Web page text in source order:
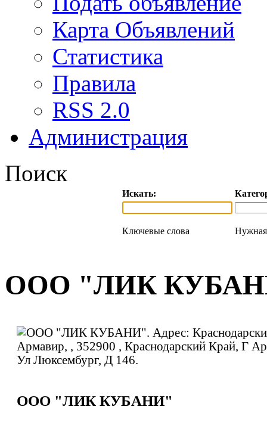
Карта Объявлений
Статистика
Правила
RSS 2.0
Администрация
Поиск
Искать:
Ключевые слова Нужная
ООО "ЛИК
ООО "ЛИК КУБАНИ"